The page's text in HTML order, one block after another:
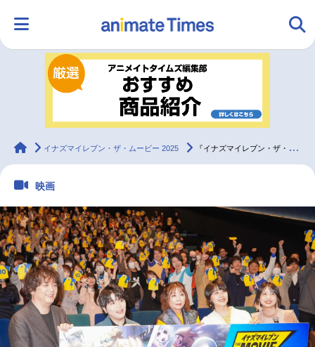
ランキング アニメ
ラジオ グッズ
2.5次元 配信・Vtuber トレンド 無料マンガ
最新記事一覧
アニメ記事一覧 声優記事一覧
アニメ映画一覧 実写化映画一覧
animateTimes
イナズマイレブン・ザ・ムービー 2025 『イナズマイレブン・ザ・ムービー 2025』先行上映に日野晃博、竹内順子、小村将、木間萌、吉岡茉祐が登壇
映画